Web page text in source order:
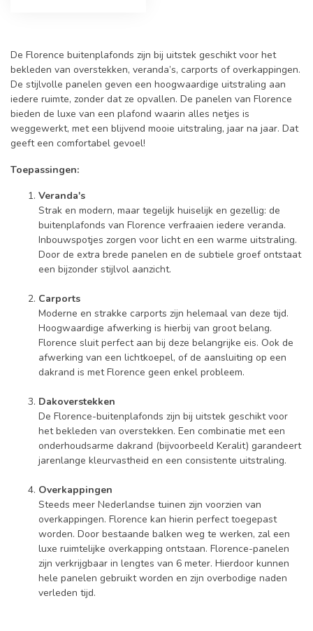
De Florence buitenplafonds zijn bij uitstek geschikt voor het
bekleden van overstekken, veranda’s, carports of overkappingen.
De stijlvolle panelen geven een hoogwaardige uitstraling aan
iedere ruimte, zonder dat ze opvallen. De panelen van Florence
bieden de luxe van een plafond waarin alles netjes is
weggewerkt, met een blijvend mooie uitstraling, jaar na jaar. Dat
geeft een comfortabel gevoel!
Toepassingen:
Veranda's
Strak en modern, maar tegelijk huiselijk en gezellig: de
buitenplafonds van Florence verfraaien iedere veranda.
Inbouwspotjes zorgen voor licht en een warme uitstraling.
Door de extra brede panelen en de subtiele groef ontstaat
een bijzonder stijlvol aanzicht.
Carports
Moderne en strakke carports zijn helemaal van deze tijd.
Hoogwaardige afwerking is hierbij van groot belang.
Florence sluit perfect aan bij deze belangrijke eis. Ook de
afwerking van een lichtkoepel, of de aansluiting op een
dakrand is met Florence geen enkel probleem.
Dakoverstekken
De Florence-buitenplafonds zijn bij uitstek geschikt voor
het bekleden van overstekken. Een combinatie met een
onderhoudsarme dakrand (bijvoorbeeld Keralit) garandeert
jarenlange kleurvastheid en een consistente uitstraling.
Overkappingen
Steeds meer Nederlandse tuinen zijn voorzien van
overkappingen. Florence kan hierin perfect toegepast
worden. Door bestaande balken weg te werken, zal een
luxe ruimtelijke overkapping ontstaan. Florence-panelen
zijn verkrijgbaar in lengtes van 6 meter. Hierdoor kunnen
hele panelen gebruikt worden en zijn overbodige naden
verleden tijd.